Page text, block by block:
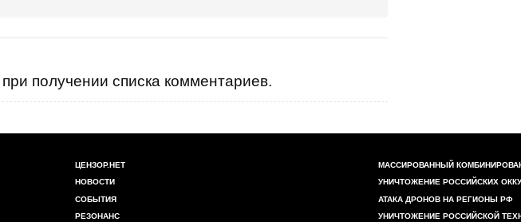
получении списка комментариев.
ЦЕНЗОР.НЕТ
НОВОСТИ
СОБЫТИЯ
РЕЗОНАНС
МАССИРОВАННЫЙ
УНИЧТОЖЕНИЕ РОССИЙСКИХ
АТАКА ДРОНОВ НА РЕГИОНЫ РФ
УНИЧТОЖЕНИЕ РОССИЙСКОЙ